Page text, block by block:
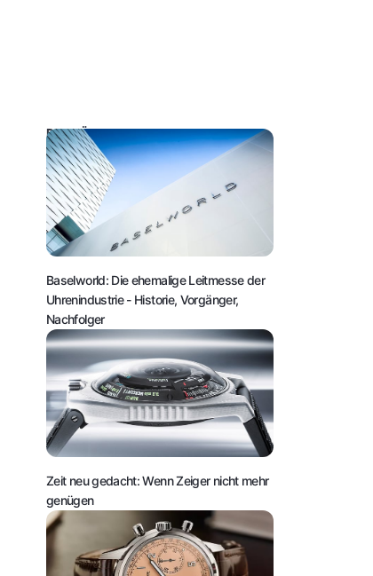
DAS KÖNNTE SIE AUCH INTERESSIEREN:
Baselworld: Die ehemalige Leitmesse der
Uhrenindustrie- Historie, Vorgänger,
Nachfolger
Zeit neu gedacht: Wenn Zeiger nicht mehr
genügen